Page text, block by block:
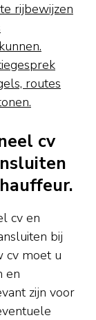
rijbewijzen
routes
cv
cv en
bij
cv moet u
en
zijn voor